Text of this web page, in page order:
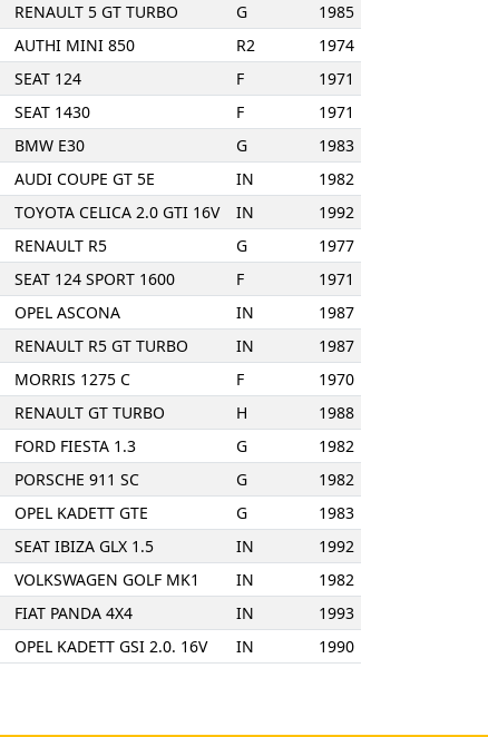
RENAULT 5 GT TURBO G
1985
AUTHI MINI 850 R2
1974
SEAT 124 F
1971
SEAT 1430 F
1971
BMW E30 G
1983
AUDI COUPE GT 5E IN
1982
TOYOTA CELICA 2.0 GTI 16V IN
1992
RENAULT R5 G
1977
SEAT 124 SPORT 1600 F
1971
OPEL ASCONA IN
1987
RENAULT R5 GT TURBO IN
1987
MORRIS 1275 C F
1970
RENAULT GT TURBO H
1988
FORD FIESTA 1.3 G
1982
PORSCHE 911 SC G
1982
OPEL KADETT GTE G
1983
SEAT IBIZA GLX 1.5 IN
1992
VOLKSWAGEN GOLF MK1 IN
1982
FIAT PANDA 4X4 IN
1993
OPEL KADETT GSI 2.0. 16V IN 1990